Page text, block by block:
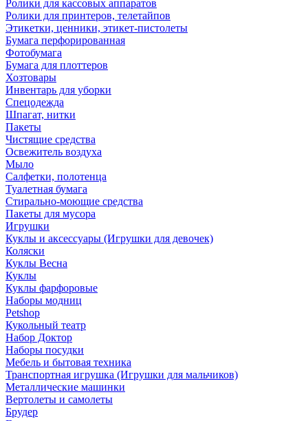
Ролики для кассовых аппаратов
Ролики для принтеров, телетайпов
Этикетки, ценники, этикет-пистолеты
Бумага перфорированная
Фотобумага
Бумага для плоттеров
Хозтовары
Инвентарь для уборки
Спецодежда
Шпагат, нитки
Пакеты
Чистящие средства
Освежитель воздуха
Мыло
Салфетки, полотенца
Туалетная бумага
Стирально-моющие средства
Пакеты для мусора
Игрушки
Куклы и аксессуары (Игрушки для девочек)
Коляски
Куклы Весна
Куклы
Куклы фарфоровые
Наборы модниц
Petshop
Кукольный театр
Набор Доктор
Наборы посудки
Мебель и бытовая техника
Транспортная игрушка (Игрушки для мальчиков)
Металлические машинки
Вертолеты и самолеты
Брудер